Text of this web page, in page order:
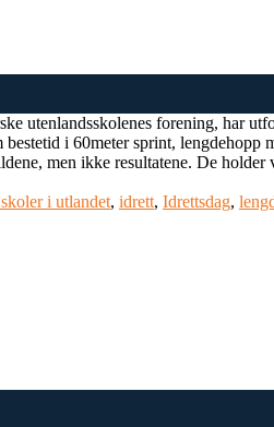
utenlandsskolenes forening, har
i 60meter sprint,
men ikke resultatene. De
i utlandet, idrett, Idrettsdag,